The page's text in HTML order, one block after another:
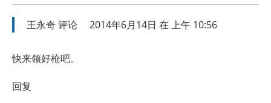
王永奇评论 2014年6月14日 在 上午 10:56
快来领好枪吧。
回复